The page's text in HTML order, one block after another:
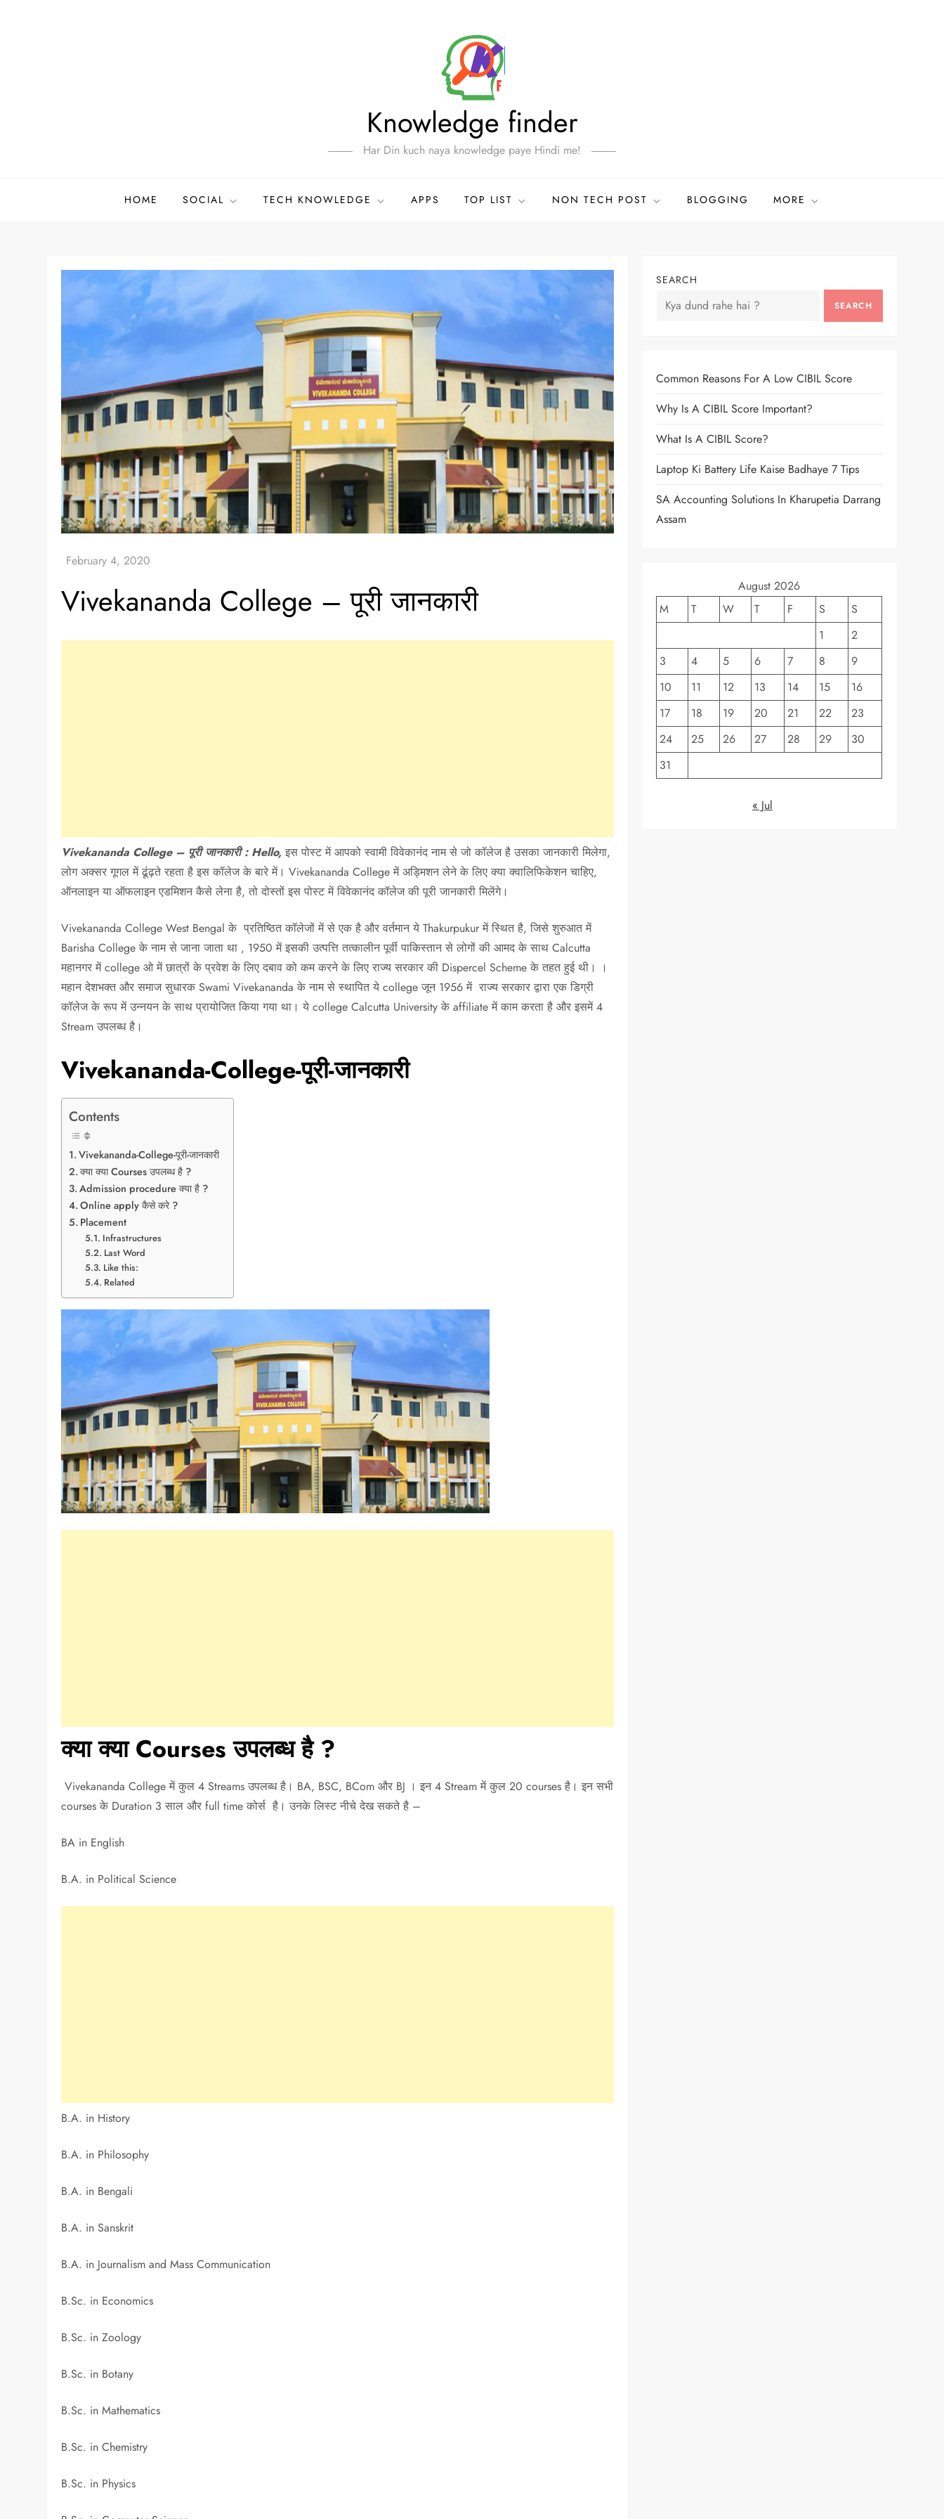
Knowledge finder
Har Din kuch naya knowledge paye Hindi me!
HOME SOCIAL TECH KNOWLEDGE APPS TOP LIST NON TECH POST BLOGGING MORE
Vivekananda College – पूरी जानकारी
Vivekananda College – पूरी जानकारी : Hello, इस पोस्ट में आपको स्वामी विवेकानंद नाम से जो कॉलेज है उसका जानकारी मिलेगा,
लोग अक्सर गूगल में ढूंढ़ते रहता है इस कॉलेज के बारे में। Vivekananda College में अड्मिशन लेने के लिए क्या क्वालिफिकेशन चाहिए,
ऑनलाइन या ऑफलाइन एडमिशन कैसे लेना है, तो दोस्तों इस पोस्ट में विवेकानंद कॉलेज की पूरी जानकारी मिलेंगे।
Vivekananda College West Bengal के प्रतिष्ठित कॉलेजों में से एक है और वर्तमान ये Thakurpukur में स्थित है, जिसे शुरुआत में
Barisha College के नाम से जाना जाता था , 1950 में इसकी उत्पत्ति तत्कालीन पूर्वी पाकिस्तान से लोगों की आमद के साथ Calcutta
महानगर में college ओ में छात्रों के प्रवेश के लिए दबाव को कम करने के लिए राज्य सरकार की Dispercel Scheme के तहत हुई थी। ।
महान देशभक्त और समाज सुधारक Swami Vivekananda के नाम से स्थापित ये college जून 1956 में राज्य सरकार द्वारा एक डिग्री
कॉलेज के रूप में उन्नयन के साथ प्रायोजित किया गया था। ये college Calcutta University के affiliate में काम करता है और इसमें 4
Stream उपलब्ध है।
Vivekananda-College-पूरी-जानकारी
Contents
Vivekananda-College-पूरी-जानकारी
क्या क्या Courses उपलब्ध है ?
Admission procedure क्या है ?
Online apply कैसे करे ?
Placement
Infrastructures
Last Word
Like this:
Related
क्या क्या Courses उपलब्ध है ?
Vivekananda College में कुल 4 Streams उपलब्ध है। BA, BSC, BCom और BJ । इन 4 Stream में कुल 20 courses है। इन सभी
courses के Duration 3 साल और full time कोर्स है। उनके लिस्ट नीचे देख सकते है –
BA in English
B.A. in Political Science
B.A. in History
B.A. in Philosophy
B.A. in Bengali
B.A. in Sanskrit
B.A. in Journalism and Mass Communication
B.Sc. in Economics
B.Sc. in Zoology
B.Sc. in Botany
B.Sc. in Mathematics
B.Sc. in Chemistry
B.Sc. in Physics
SEARCH
SEARCH
Common Reasons For A Low CIBIL Score
Why Is A CIBIL Score Important?
What Is A CIBIL Score?
Laptop Ki Battery Life Kaise Badhaye 7 Tips
SA Accounting Solutions In Kharupetia Darrang
Assam
August 2026
M
T W T F S
S
1
2
3
4 5 6 7 8
9
10
11 12 13 14 15
16
17
18 19 20 21 22
23
24
25 26 27 28 29
30
31
« Jul